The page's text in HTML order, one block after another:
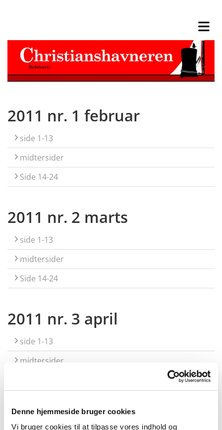
Denne hjemmeside bruger cookies
Vi bruger cookies til at tilpasse vores indhold og
2011 nr. 1 februar
side 1-13
midtersider
Side 14-24
2011 nr. 2 marts
side 1-13
midtersider
Side 14-24
2011 nr. 3 april
side 1-13
midtersider
2011 nr. 4 maj